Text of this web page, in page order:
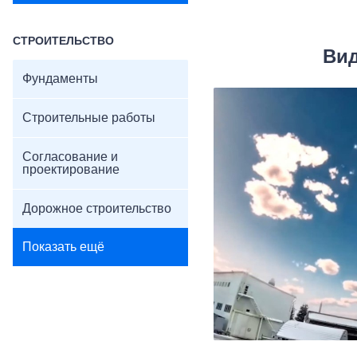
СТРОИТЕЛЬСТВО
Фундаменты
Строительные работы
Согласование и
проектирование
Дорожное строительство
Показать ещё